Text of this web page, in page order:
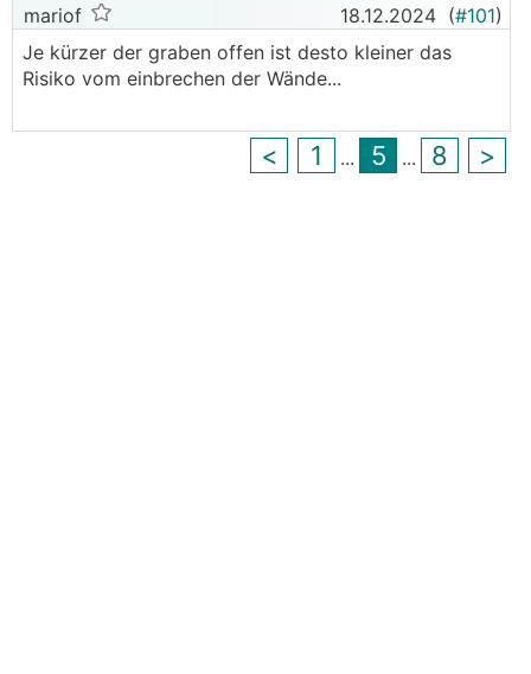
mariof 18.12.2024 (#101)
Je kürzer der graben offen ist desto kleiner das
Risiko vom einbrechen der Wände...
< 1 ... 5 ... 8 >